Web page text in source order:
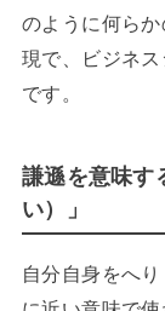
のように何ら
現で、ビジネス
です。
謙遜を意味す
い）」
自分自身をへ